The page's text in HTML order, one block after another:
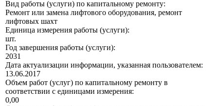
Вид работы (услуги) по капитальному ремонту:
Ремонт или замена лифтового оборудования, ремонт
лифтовых шахт
Единица измерения работы (услуги):
шт.
Год завершения работы (услуги):
2031
Дата актуализации информации, указанная пользователем:
13.06.2017
Объем работ (услуг) по капитальному ремонту в
соответствии с единицами измерения:
0,00